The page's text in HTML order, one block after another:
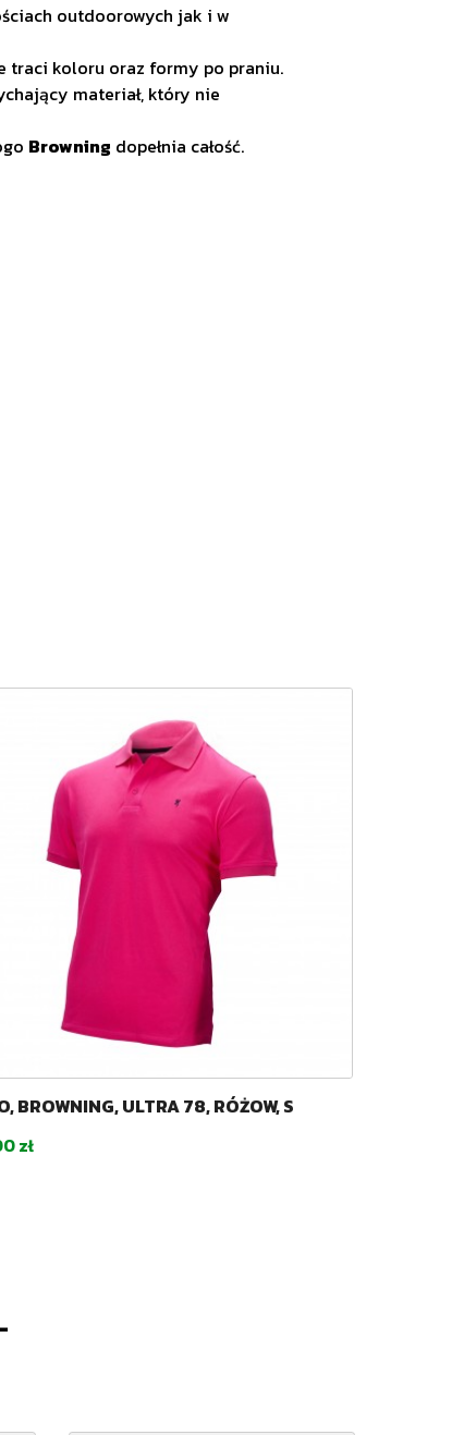
outdoorowych jak i w
traci koloru oraz formy po praniu.
materiał, który nie
Browning dopełnia całość.
BROWNING, ULTRA 78, RÓŻOW, S
zł